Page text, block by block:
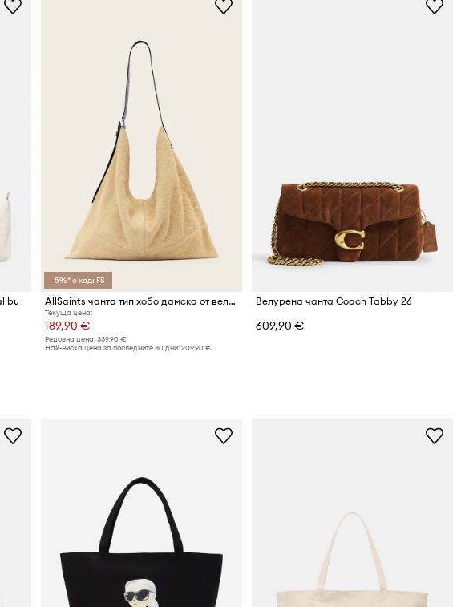
-5%* с код: FS
AllSaints чанта тип хобо дамска от велур ASHA
Текуща цена:
189,90 €
Редовна цена: 339,90 €
Най-ниска цена за последните 30 дни: 209,90 €
Велурена чанта Coach Tabby 26
609,90 €